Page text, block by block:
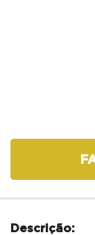
Descrição: